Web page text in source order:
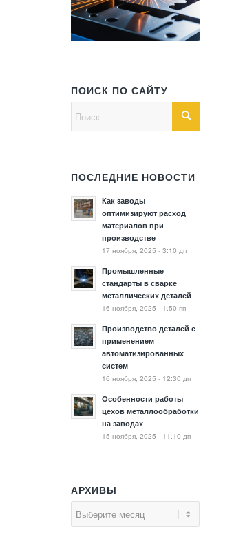
ПОИСК ПО САЙТУ
ПОСЛЕДНИЕ НОВОСТИ
Как заводы
оптимизируют расход
материалов при
производстве
17 ноября, 2025 - 3:10 дп
Промышленные
стандарты в сварке
металлических деталей
16 ноября, 2025 - 1:50 пп
Производство деталей с
применением
автоматизированных
систем
16 ноября, 2025 - 12:30 дп
Особенности работы
цехов металлообработки
на заводах
15 ноября, 2025 - 11:10 дп
АРХИВЫ